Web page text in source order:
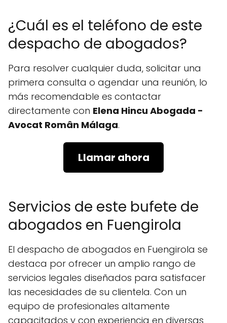
¿Cuál es el teléfono de este
despacho de abogados?
Para resolver cualquier duda, solicitar una
primera consulta o agendar una reunión, lo
más recomendable es contactar
directamente con Elena Hincu Abogada -
Avocat Român Málaga.
Llamar ahora
Servicios de este bufete de
abogados en Fuengirola
El despacho de abogados en Fuengirola se
destaca por ofrecer un amplio rango de
servicios legales diseñados para satisfacer
las necesidades de su clientela. Con un
equipo de profesionales altamente
capacitados y con experiencia en diversas